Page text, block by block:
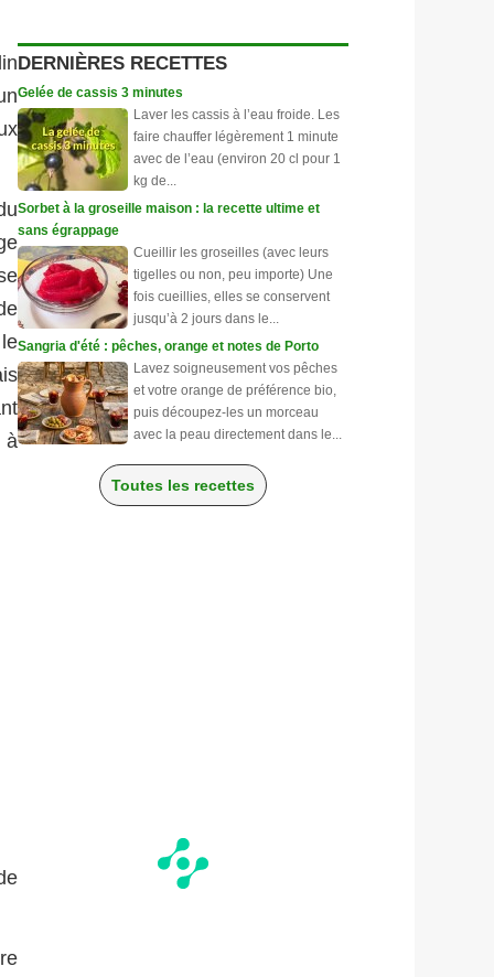
à
DERNIÈRES RECETTES
Gelée de cassis 3 minutes
Laver les cassis à l’eau froide. Les
faire chauffer légèrement 1 minute
avec de l’eau (environ 20 cl pour 1
kg de...
Sorbet à la groseille maison : la recette ultime et
sans égrappage
Cueillir les groseilles (avec leurs
tigelles ou non, peu importe) Une
fois cueillies, elles se conservent
jusqu’à 2 jours dans le...
Sangria d'été : pêches, orange et notes de Porto
Lavez soigneusement vos pêches
et votre orange de préférence bio,
puis découpez-les un morceau
avec la peau directement dans le...
Toutes les recettes